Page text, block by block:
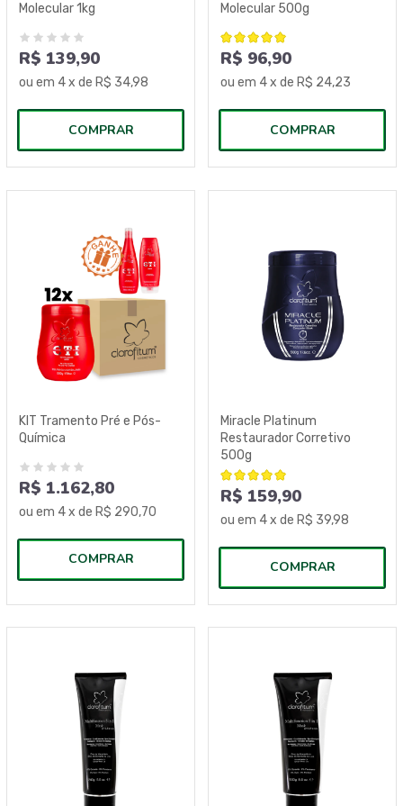
Molecular 1kg
R$ 139,90
ou em 4x de R$ 34,98
COMPRAR
Molecular 500g
R$ 96,90
ou em 4x de R$ 24,23
COMPRAR
KIT Tramento Pré e Pós-
Química
R$ 1.162,80
ou em 4x de R$ 290,70
COMPRAR
Miracle Platinum
Restaurador Corretivo
500g
R$ 159,90
ou em 4x de R$ 39,98
COMPRAR